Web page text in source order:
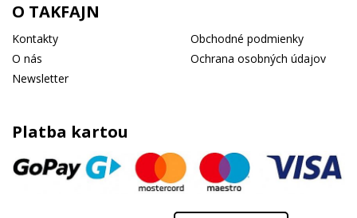
O TAKFAJN
Kontakty
Obchodné podmienky
O nás
Ochrana osobných údajov
Newsletter
Platba kartou